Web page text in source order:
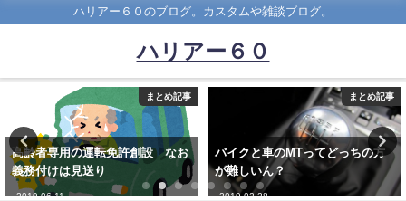
ハリアー６０のブログ。カスタムや雑談ブログ。
ハリアー６０
専用の運転免許創設 なお
は見送り
11
まとめ記事
バイクと車のMTってどっちの方
が難しいん？
2019-02-28
【悲
に受
2025-